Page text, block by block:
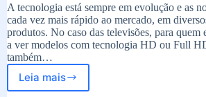
A tecnologia está sempre em evolução e as
cada vez mais rápido ao mercado, em
produtos. No caso das televisões, para quem
a ver modelos com tecnologia HD ou Full
também…
Leia maisConheça